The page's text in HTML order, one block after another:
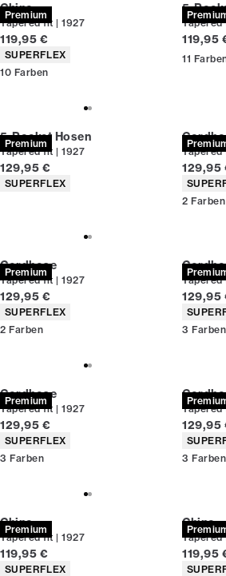
Premium
Chino
Tapered fit | 1927
Preis
119,95 €
Produkteigenschaften
SUPERFLEX
10 Farben
5-
Tapered
Preis
119,95
11
Premium
5-Pocket Hosen
Tapered fit | 1927
Preis
129,95 €
Produkteigenschaften
SUPERFLEX
Tapered
Preis
129,95
2 Farben
Premium
Cordhose
Tapered fit | 1927
Preis
129,95 €
Produkteigenschaften
SUPERFLEX
2 Farben
Tapered
Preis
129,95
3 Farben
Premium
Cordhose
Tapered fit | 1927
Preis
129,95 €
Produkteigenschaften
SUPERFLEX
3 Farben
Tapered
Preis
129,95
3 Farben
Premium
Chino
Tapered fit | 1927
Preis
119,95 €
Produkteigenschaften
SUPERFLEX
Chino
Tapered
Preis
119,95